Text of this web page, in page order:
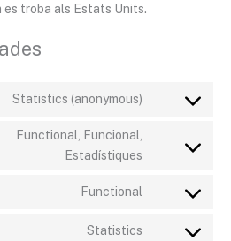
es troba als Estats Units.
Statistics (anonymous)
Functional, Funcional,
Estadístiques
Functional
Statistics